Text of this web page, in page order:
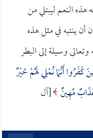
النعم ليبتلي من
أن ينتبه في مثل هذه
وسيلة إلى البطر
كَفَرُوا أَنَّمَا نُمْلِي لَهُمْ خَيْرٌ
عَذَابٌ مُهِينٌ [آل